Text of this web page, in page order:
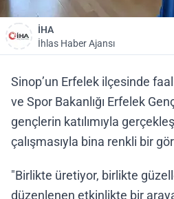
İHA
İhlas Haber Ajansı
Sinop’un Erfelek ilçesinde
ve Spor Bakanlığı Erfelek
gençlerin katılımıyla
çalışmasıyla bina renkli bir
"Birlikte üretiyor, birlikte
düzenlenen etkinlikte bir